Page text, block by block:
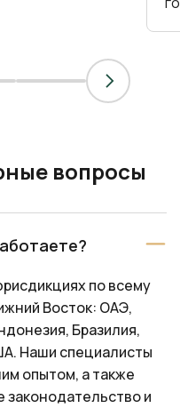
вопросы
по всему
Восток: ОАЭ,
Бразилия,
Наши специалисты
опытом, а также
законодательство и